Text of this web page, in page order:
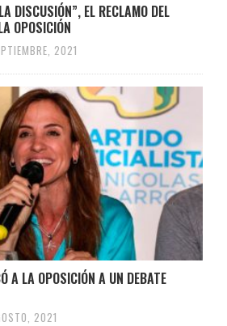
DISCUSIÓN”, EL RECLAMO DEL
OPOSICIÓN
2021
A LA OPOSICIÓN A UN DEBATE
2021